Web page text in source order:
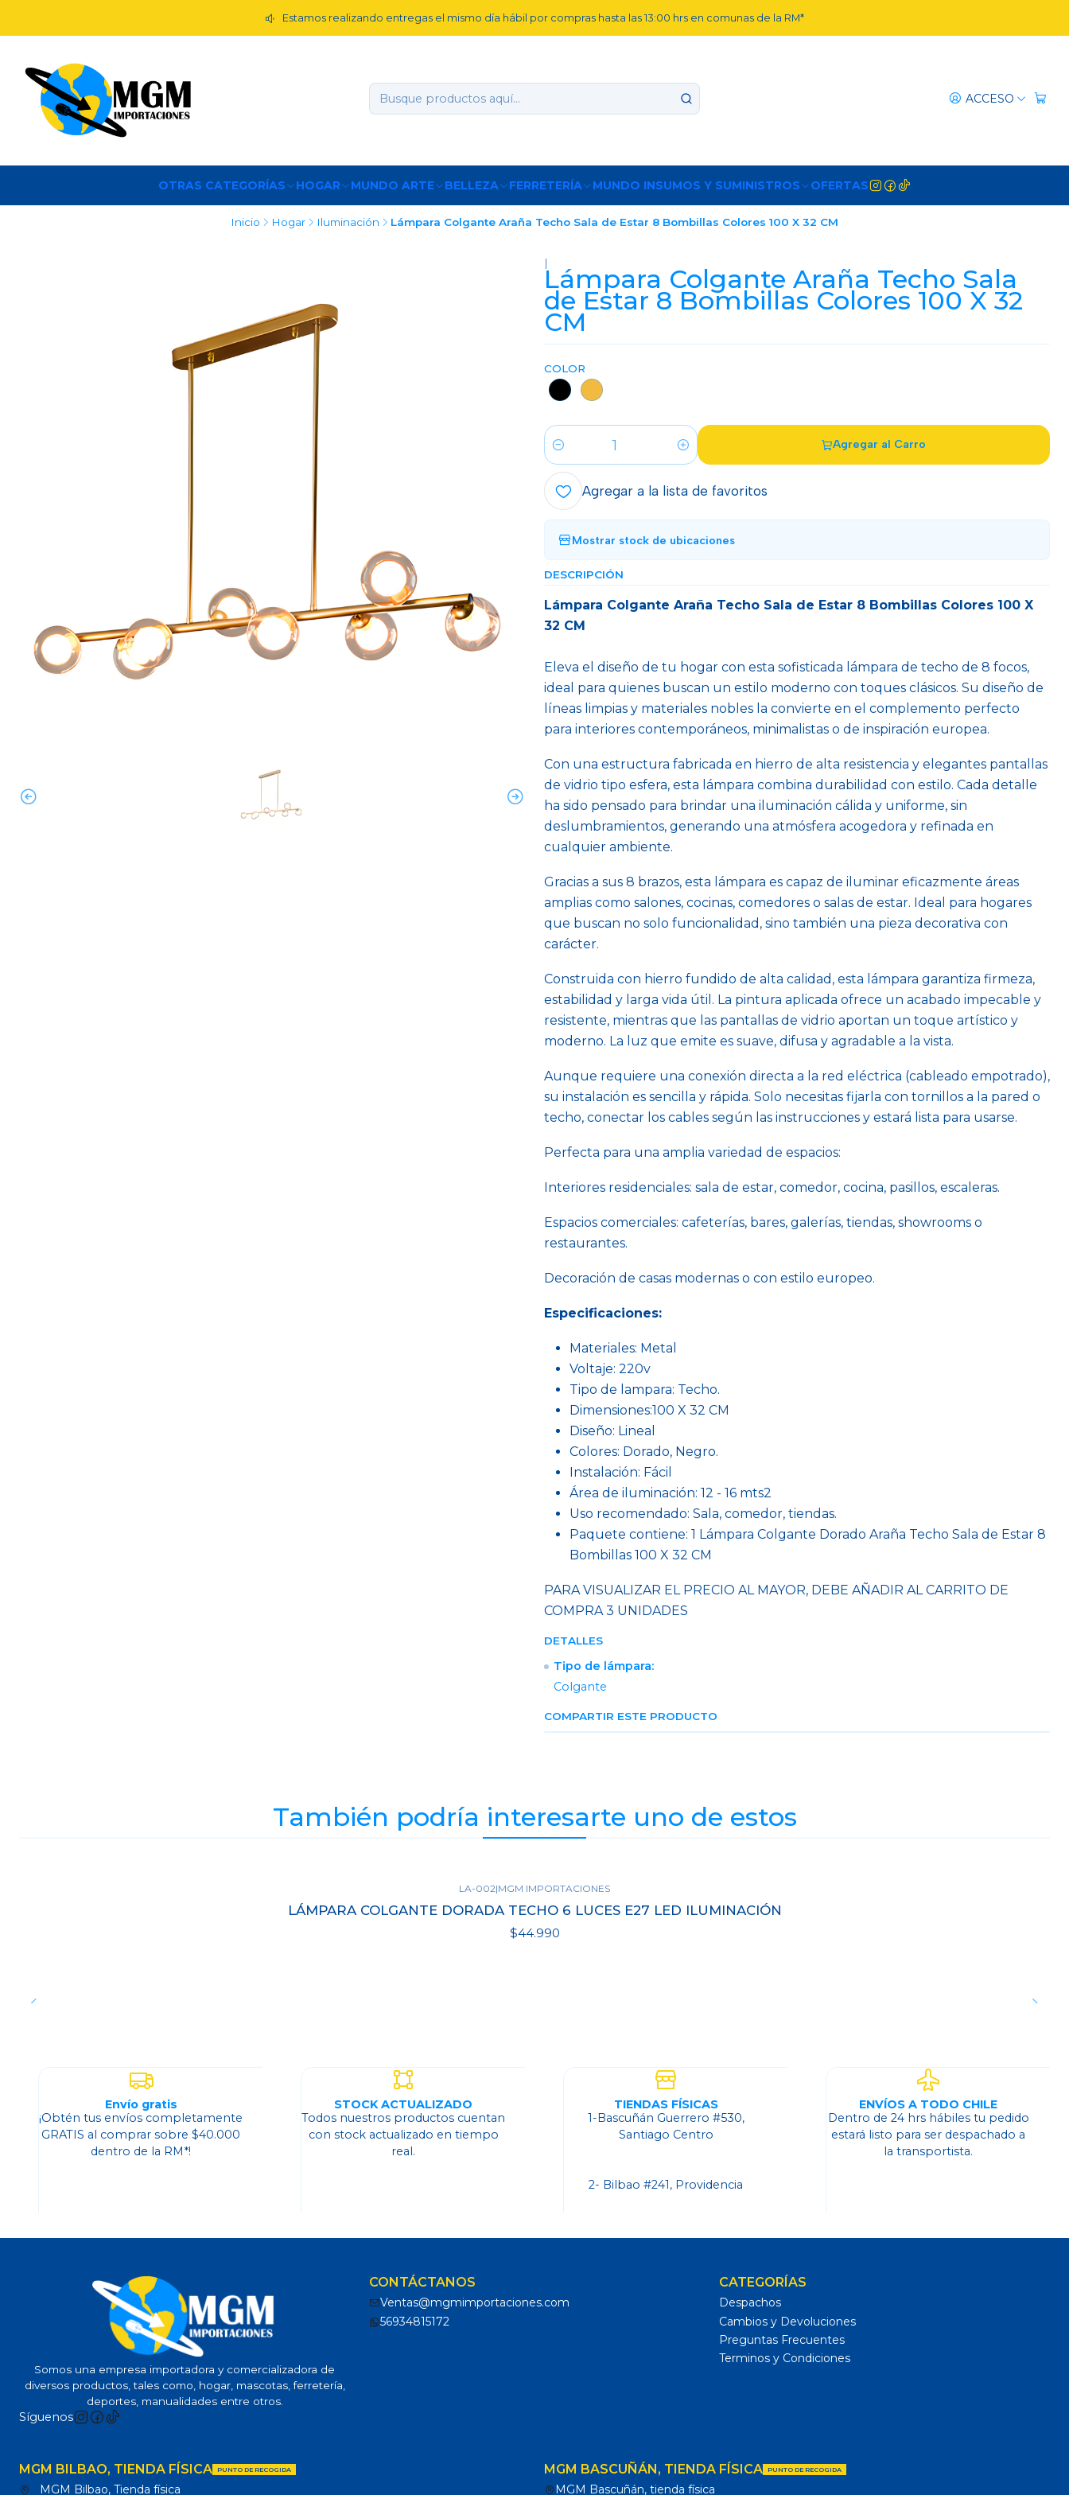
ACCESO
OTRAS CATEGORÍAS HOGAR MUNDO ARTE BELLEZA FERRETERÍA MUNDO INSUMOS Y SUMINISTROS OFERTAS
Estamos realizando entregas el mismo día hábil por compras hasta las 13:00 hrs en comunas de la RM*
Inicio Hogar Iluminación Lámpara Colgante Araña Techo Sala de Estar 8 Bombillas Colores 100 X 32 CM
|
Lámpara Colgante Araña Techo Sala
de Estar 8 Bombillas Colores 100 X 32
CM
COLOR
Cantidad
Agregar al Carro
Agregar a la lista de favoritos
Mostrar stock de ubicaciones
DESCRIPCIÓN
Lámpara Colgante Araña Techo Sala de Estar 8 Bombillas Colores 100 X
32 CM
Eleva el diseño de tu hogar con esta sofisticada lámpara de techo de 8 focos,
ideal para quienes buscan un estilo moderno con toques clásicos. Su diseño de
líneas limpias y materiales nobles la convierte en el complemento perfecto
para interiores contemporáneos, minimalistas o de inspiración europea.
Con una estructura fabricada en hierro de alta resistencia y elegantes pantallas
de vidrio tipo esfera, esta lámpara combina durabilidad con estilo. Cada detalle
ha sido pensado para brindar una iluminación cálida y uniforme, sin
deslumbramientos, generando una atmósfera acogedora y refinada en
cualquier ambiente.
Gracias a sus 8 brazos, esta lámpara es capaz de iluminar eficazmente áreas
amplias como salones, cocinas, comedores o salas de estar. Ideal para hogares
que buscan no solo funcionalidad, sino también una pieza decorativa con
carácter.
Construida con hierro fundido de alta calidad, esta lámpara garantiza firmeza,
estabilidad y larga vida útil. La pintura aplicada ofrece un acabado impecable y
resistente, mientras que las pantallas de vidrio aportan un toque artístico y
moderno. La luz que emite es suave, difusa y agradable a la vista.
Aunque requiere una conexión directa a la red eléctrica (cableado empotrado),
su instalación es sencilla y rápida. Solo necesitas fijarla con tornillos a la pared o
techo, conectar los cables según las instrucciones y estará lista para usarse.
Perfecta para una amplia variedad de espacios:
Interiores residenciales: sala de estar, comedor, cocina, pasillos, escaleras.
Espacios comerciales: cafeterías, bares, galerías, tiendas, showrooms o
restaurantes.
Decoración de casas modernas o con estilo europeo.
Especificaciones:
Materiales: Metal
Voltaje: 220v
Tipo de lampara: Techo.
Dimensiones:100 X 32 CM
Diseño: Lineal
Colores: Dorado, Negro.
Instalación: Fácil
Área de iluminación: 12 - 16 mts2
Uso recomendado: Sala, comedor, tiendas.
Paquete contiene: 1 Lámpara Colgante Dorado Araña Techo Sala de Estar 8
Bombillas 100 X 32 CM
PARA VISUALIZAR EL PRECIO AL MAYOR, DEBE AÑADIR AL CARRITO DE
COMPRA 3 UNIDADES
DETALLES
Tipo de lámpara:
Colgante
COMPARTIR ESTE PRODUCTO
También podría interesarte uno de estos
LA-002|MGM IMPORTACIONES
LÁMPARA COLGANTE DORADA TECHO 6 LUCES E27 LED ILUMINACIÓN
$44.990
Envío gratis
¡Obtén tus envíos completamente
GRATIS al comprar sobre $40.000
dentro de la RM*!
STOCK ACTUALIZADO
Todos nuestros productos cuentan
con stock actualizado en tiempo
real.
TIENDAS FÍSICAS
1-Bascuñán Guerrero #530,
Santiago Centro
2- Bilbao #241, Providencia
ENVÍOS A TODO CHILE
Dentro de 24 hrs hábiles tu pedido
estará listo para ser despachado a
la transportista.
Somos una empresa importadora y comercializadora de
diversos productos, tales como, hogar, mascotas, ferretería,
deportes, manualidades entre otros.
Síguenos
CONTÁCTANOS
Ventas@mgmimportaciones.com
56934815172
CATEGORÍAS
Despachos
Cambios y Devoluciones
Preguntas Frecuentes
Terminos y Condiciones
MGM BILBAO, TIENDA FÍSICA PUNTO DE RECOGIDA
MGM Bilbao, Tienda física
MGM BASCUÑÁN, TIENDA FÍSICA PUNTO DE RECOGIDA
MGM Bascuñán, tienda física